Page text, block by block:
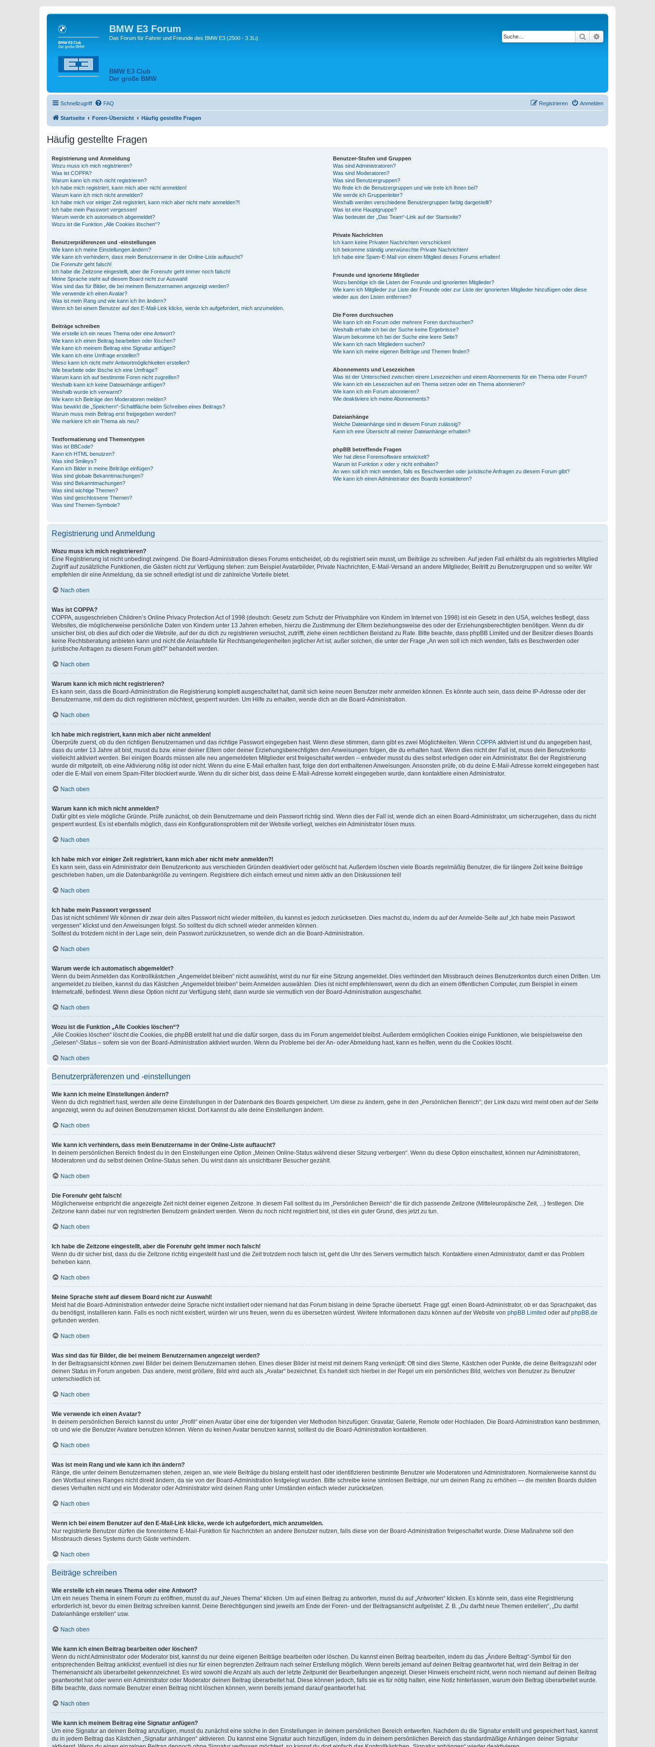
BMW E3 Forum
Das Forum für Fahrer und Freunde des BMW E3 (2500 - 3.3Li)
BMW E3 Club
Der große BMW
Suche
Schnellzugriff FAQ Anmelden
Registrieren
Startseite Foren-Übersicht Häufig gestellte Fragen
Häufig gestellte Fragen
Registrierung und Anmeldung
Wozu muss ich mich registrieren?
Was ist COPPA?
Warum kann ich mich nicht registrieren?
Ich habe mich registriert, kann mich aber nicht anmelden!
Warum kann ich mich nicht anmelden?
Ich habe mich vor einiger Zeit registriert, kann mich aber nicht mehr anmelden?!
Ich habe mein Passwort vergessen!
Warum werde ich automatisch abgemeldet?
Wozu ist die Funktion „Alle Cookies löschen“?
Benutzerpräferenzen und -einstellungen
Wie kann ich meine Einstellungen ändern?
Wie kann ich verhindern, dass mein Benutzername in der Online-Liste auftaucht?
Die Forenuhr geht falsch!
Ich habe die Zeitzone eingestellt, aber die Forenuhr geht immer noch falsch!
Meine Sprache steht auf diesem Board nicht zur Auswahl!
Was sind das für Bilder, die bei meinem Benutzernamen angezeigt werden?
Wie verwende ich einen Avatar?
Was ist mein Rang und wie kann ich ihn ändern?
Wenn ich bei einem Benutzer auf den E-Mail-Link klicke, werde ich aufgefordert, mich anzumelden.
Beiträge schreiben
Wie erstelle ich ein neues Thema oder eine Antwort?
Wie kann ich einen Beitrag bearbeiten oder löschen?
Wie kann ich meinem Beitrag eine Signatur anfügen?
Wie kann ich eine Umfrage erstellen?
Wieso kann ich nicht mehr Antwortmöglichkeiten erstellen?
Wie bearbeite oder lösche ich eine Umfrage?
Warum kann ich auf bestimmte Foren nicht zugreifen?
Weshalb kann ich keine Dateianhänge anfügen?
Weshalb wurde ich verwarnt?
Wie kann ich Beiträge den Moderatoren melden?
Was bewirkt die „Speichern“-Schaltfläche beim Schreiben eines Beitrags?
Warum muss mein Beitrag erst freigegeben werden?
Wie markiere ich ein Thema als neu?
Textformatierung und Thementypen
Was ist BBCode?
Kann ich HTML benutzen?
Was sind Smileys?
Kann ich Bilder in meine Beiträge einfügen?
Was sind globale Bekanntmachungen?
Was sind Bekanntmachungen?
Was sind wichtige Themen?
Was sind geschlossene Themen?
Was sind Themen-Symbole?
Benutzer-Stufen und Gruppen
Was sind Administratoren?
Was sind Moderatoren?
Was sind Benutzergruppen?
Wo finde ich die Benutzergruppen und wie trete ich ihnen bei?
Wie werde ich Gruppenleiter?
Weshalb werden verschiedene Benutzergruppen farbig dargestellt?
Was ist eine Hauptgruppe?
Was bedeutet der „Das Team“-Link auf der Startseite?
Private Nachrichten
Ich kann keine Privaten Nachrichten verschicken!
Ich bekomme ständig unerwünschte Private Nachrichten!
Ich habe eine Spam-E-Mail von einem Mitglied dieses Forums erhalten!
Freunde und ignorierte Mitglieder
Wozu benötige ich die Listen der Freunde und ignorierten Mitglieder?
Wie kann ich Mitglieder zur Liste der Freunde oder zur Liste der ignorierten Mitglieder hinzufügen oder diese
wieder aus den Listen entfernen?
Die Foren durchsuchen
Wie kann ich ein Forum oder mehrere Foren durchsuchen?
Weshalb erhalte ich bei der Suche keine Ergebnisse?
Warum bekomme ich bei der Suche eine leere Seite?
Wie kann ich nach Mitgliedern suchen?
Wie kann ich meine eigenen Beiträge und Themen finden?
Abonnements und Lesezeichen
Was ist der Unterschied zwischen einem Lesezeichen und einem Abonnements für ein Thema oder Forum?
Wie kann ich ein Lesezeichen auf ein Thema setzen oder ein Thema abonnieren?
Wie kann ich ein Forum abonnieren?
Wie deaktiviere ich meine Abonnements?
Dateianhänge
Welche Dateianhänge sind in diesem Forum zulässig?
Kann ich eine Übersicht all meiner Dateianhänge erhalten?
phpBB betreffende Fragen
Wer hat diese Forensoftware entwickelt?
Warum ist Funktion x oder y nicht enthalten?
An wen soll ich mich wenden, falls es Beschwerden oder juristische Anfragen zu diesem Forum gibt?
Wie kann ich einen Administrator des Boards kontaktieren?
Registrierung und Anmeldung
Wozu muss ich mich registrieren?
Eine Registrierung ist nicht unbedingt zwingend. Die Board-Administration dieses Forums entscheidet, ob du registriert sein musst, um Beiträge zu schreiben. Auf jeden Fall erhältst du als registriertes Mitglied
Zugriff auf zusätzliche Funktionen, die Gästen nicht zur Verfügung stehen: zum Beispiel Avatarbilder, Private Nachrichten, E-Mail-Versand an andere Mitglieder, Beitritt zu Benutzergruppen und so weiter. Wir
empfehlen dir eine Anmeldung, da sie schnell erledigt ist und dir zahlreiche Vorteile bietet.
Nach oben
Was ist COPPA?
COPPA, ausgeschrieben Children’s Online Privacy Protection Act of 1998 (deutsch: Gesetz zum Schutz der Privatsphäre von Kindern im Internet von 1998) ist ein Gesetz in den USA, welches festlegt, dass
Websites, die möglicherweise persönliche Daten von Kindern unter 13 Jahren erheben, hierzu die Zustimmung der Eltern beziehungsweise des oder der Erziehungsberechtigten benötigen. Wenn du dir
unsicher bist, ob dies auf dich oder die Website, auf der du dich zu registrieren versuchst, zutrifft, ziehe einen rechtlichen Beistand zu Rate. Bitte beachte, dass phpBB Limited und der Besitzer dieses Boards
keine Rechtsberatung anbieten kann und nicht die Anlaufstelle für Rechtsangelegenheiten jeglicher Art ist; außer solchen, die unter der Frage „An wen soll ich mich wenden, falls es Beschwerden oder
juristische Anfragen zu diesem Forum gibt?“ behandelt werden.
Nach oben
Warum kann ich mich nicht registrieren?
Es kann sein, dass die Board-Administration die Registrierung komplett ausgeschaltet hat, damit sich keine neuen Benutzer mehr anmelden können. Es könnte auch sein, dass deine IP-Adresse oder der
Benutzername, mit dem du dich registrieren möchtest, gesperrt wurden. Um Hilfe zu erhalten, wende dich an die Board-Administration.
Nach oben
Ich habe mich registriert, kann mich aber nicht anmelden!
Überprüfe zuerst, ob du den richtigen Benutzernamen und das richtige Passwort eingegeben hast. Wenn diese stimmen, dann gibt es zwei Möglichkeiten. Wenn COPPA aktiviert ist und du angegeben hast,
dass du unter 13 Jahre alt bist, musst du bzw. einer deiner Eltern oder deiner Erziehungsberechtigten den Anweisungen folgen, die du erhalten hast. Wenn dies nicht der Fall ist, muss dein Benutzerkonto
vielleicht aktiviert werden. Bei einigen Boards müssen alle neu angemeldeten Mitglieder erst freigeschaltet werden – entweder musst du dies selbst erledigen oder ein Administrator. Bei der Registrierung
wurde dir mitgeteilt, ob eine Aktivierung nötig ist oder nicht. Wenn du eine E-Mail erhalten hast, folge den dort enthaltenen Anweisungen. Ansonsten prüfe, ob du deine E-Mail-Adresse korrekt eingegeben hast
oder die E-Mail von einem Spam-Filter blockiert wurde. Wenn du dir sicher bist, dass deine E-Mail-Adresse korrekt eingegeben wurde, dann kontaktiere einen Administrator.
Nach oben
Warum kann ich mich nicht anmelden?
Dafür gibt es viele mögliche Gründe. Prüfe zunächst, ob dein Benutzername und dein Passwort richtig sind. Wenn dies der Fall ist, wende dich an einen Board-Administrator, um sicherzugehen, dass du nicht
gesperrt wurdest. Es ist ebenfalls möglich, dass ein Konfigurationsproblem mit der Website vorliegt, welches ein Administrator lösen muss.
Nach oben
Ich habe mich vor einiger Zeit registriert, kann mich aber nicht mehr anmelden?!
Es kann sein, dass ein Administrator dein Benutzerkonto aus verschieden Gründen deaktiviert oder gelöscht hat. Außerdem löschen viele Boards regelmäßig Benutzer, die für längere Zeit keine Beiträge
geschrieben haben, um die Datenbankgröße zu verringern. Registriere dich einfach erneut und nimm aktiv an den Diskussionen teil!
Nach oben
Ich habe mein Passwort vergessen!
Das ist nicht schlimm! Wir können dir zwar dein altes Passwort nicht wieder mitteilen, du kannst es jedoch zurücksetzen. Dies machst du, indem du auf der Anmelde-Seite auf „Ich habe mein Passwort
vergessen“ klickst und den Anweisungen folgst. So solltest du dich schnell wieder anmelden können.
Solltest du trotzdem nicht in der Lage sein, dein Passwort zurückzusetzen, so wende dich an die Board-Administration.
Nach oben
Warum werde ich automatisch abgemeldet?
Wenn du beim Anmelden das Kontrollkästchen „Angemeldet bleiben“ nicht auswählst, wirst du nur für eine Sitzung angemeldet. Dies verhindert den Missbrauch deines Benutzerkontos durch einen Dritten. Um
angemeldet zu bleiben, kannst du das Kästchen „Angemeldet bleiben“ beim Anmelden auswählen. Dies ist nicht empfehlenswert, wenn du dich an einem öffentlichen Computer, zum Beispiel in einem
Internetcafé, befindest. Wenn diese Option nicht zur Verfügung steht, dann wurde sie vermutlich von der Board-Administration ausgeschaltet.
Nach oben
Wozu ist die Funktion „Alle Cookies löschen“?
„Alle Cookies löschen“ löscht die Cookies, die phpBB erstellt hat und die dafür sorgen, dass du im Forum angemeldet bleibst. Außerdem ermöglichen Cookies einige Funktionen, wie beispielsweise den
„Gelesen“-Status – sofern sie von der Board-Administration aktiviert wurden. Wenn du Probleme bei der An- oder Abmeldung hast, kann es helfen, wenn du die Cookies löscht.
Nach oben
Benutzerpräferenzen und -einstellungen
Wie kann ich meine Einstellungen ändern?
Wenn du dich registriert hast, werden alle deine Einstellungen in der Datenbank des Boards gespeichert. Um diese zu ändern, gehe in den „Persönlichen Bereich“; der Link dazu wird meist oben auf der Seite
angezeigt, wenn du auf deinen Benutzernamen klickst. Dort kannst du alle deine Einstellungen ändern.
Nach oben
Wie kann ich verhindern, dass mein Benutzername in der Online-Liste auftaucht?
In deinem persönlichen Bereich findest du in den Einstellungen eine Option „Meinen Online-Status während dieser Sitzung verbergen“. Wenn du diese Option einschaltest, können nur Administratoren,
Moderatoren und du selbst deinen Online-Status sehen. Du wirst dann als unsichtbarer Besucher gezählt.
Nach oben
Die Forenuhr geht falsch!
Möglicherweise entspricht die angezeigte Zeit nicht deiner eigenen Zeitzone. In diesem Fall solltest du im „Persönlichen Bereich“ die für dich passende Zeitzone (Mitteleuropäische Zeit, ...) festlegen. Die
Zeitzone kann dabei nur von registrierten Benutzern geändert werden. Wenn du noch nicht registriert bist, ist dies ein guter Grund, dies jetzt zu tun.
Nach oben
Ich habe die Zeitzone eingestellt, aber die Forenuhr geht immer noch falsch!
Wenn du dir sicher bist, dass du die Zeitzone richtig eingestellt hast und die Zeit trotzdem noch falsch ist, geht die Uhr des Servers vermutlich falsch. Kontaktiere einen Administrator, damit er das Problem
beheben kann.
Nach oben
Meine Sprache steht auf diesem Board nicht zur Auswahl!
Meist hat die Board-Administration entweder deine Sprache nicht installiert oder niemand hat das Forum bislang in deine Sprache übersetzt. Frage ggf. einen Board-Administrator, ob er das Sprachpaket, das
du benötigst, installieren kann. Falls es noch nicht existiert, würden wir uns freuen, wenn du es übersetzen würdest. Weitere Informationen dazu können auf der Website von phpBB Limited oder aufphpBB.de
gefunden werden.
Nach oben
Was sind das für Bilder, die bei meinem Benutzernamen angezeigt werden?
In der Beitragsansicht können zwei Bilder bei deinem Benutzernamen stehen. Eines dieser Bilder ist meist mit deinem Rang verknüpft: Oft sind dies Sterne, Kästchen oder Punkte, die deine Beitragszahl oder
deinen Status im Forum angeben. Das andere, meist größere, Bild wird auch als „Avatar“ bezeichnet. Es handelt sich hierbei in der Regel um ein persönliches Bild, welches von Benutzer zu Benutzer
unterschiedlich ist.
Nach oben
Wie verwende ich einen Avatar?
In deinem persönlichen Bereich kannst du unter „Profil“ einen Avatar über eine der folgenden vier Methoden hinzufügen: Gravatar, Galerie, Remote oder Hochladen. Die Board-Administration kann bestimmen,
ob und wie die Benutzer Avatare benutzen können. Wenn du keinen Avatar benutzen kannst, solltest du die Board-Administration kontaktieren.
Nach oben
Was ist mein Rang und wie kann ich ihn ändern?
Ränge, die unter deinem Benutzernamen stehen, zeigen an, wie viele Beiträge du bislang erstellt hast oder identifizieren bestimmte Benutzer wie Moderatoren und Administratoren. Normalerweise kannst du
den Wortlaut eines Ranges nicht direkt ändern, da sie von der Board-Administration festgelegt wurden. Bitte schreibe keine sinnlosen Beiträge, nur um deinen Rang zu erhöhen — die meisten Boards dulden
dieses Verhalten nicht und ein Moderator oder Administrator wird deinen Rang unter Umständen einfach wieder zurücksetzen.
Nach oben
Wenn ich bei einem Benutzer auf den E-Mail-Link klicke, werde ich aufgefordert, mich anzumelden.
Nur registrierte Benutzer dürfen die foreninterne E-Mail-Funktion für Nachrichten an andere Benutzer nutzen, falls diese von der Board-Administration freigeschaltet wurde. Diese Maßnahme soll den
Missbrauch dieses Systems durch Gäste verhindern.
Nach oben
Beiträge schreiben
Wie erstelle ich ein neues Thema oder eine Antwort?
Um ein neues Thema in einem Forum zu eröffnen, musst du auf „Neues Thema“ klicken. Um auf einen Beitrag zu antworten, musst du auf „Antworten“ klicken. Es könnte sein, dass eine Registrierung
erforderlich ist, bevor du einen Beitrag schreiben kannst. Deine Berechtigungen sind jeweils am Ende der Foren- und der Beitragsansicht aufgelistet. Z. B. „Du darfst neue Themen erstellen“, „Du darfst
Dateianhänge erstellen“ usw.
Nach oben
Wie kann ich einen Beitrag bearbeiten oder löschen?
Wenn du nicht Administrator oder Moderator bist, kannst du nur deine eigenen Beiträge bearbeiten oder löschen. Du kannst einen Beitrag bearbeiten, indem du das „Ändere Beitrag“-Symbol für den
entsprechenden Beitrag anklickst; eventuell ist dies nur für einen begrenzten Zeitraum nach seiner Erstellung möglich. Wenn bereits jemand auf deinen Beitrag geantwortet hat, wird dein Beitrag in der
Themenansicht als überarbeitet gekennzeichnet. Es wird sowohl die Anzahl als auch der letzte Zeitpunkt der Bearbeitungen angezeigt. Dieser Hinweis erscheint nicht, wenn noch niemand auf deinen Beitrag
geantwortet hat oder wenn ein Administrator oder Moderator deinen Beitrag überarbeitet hat. Diese können jedoch, falls sie es für nötig halten, eine Notiz hinterlassen, warum dein Beitrag überarbeitet wurde.
Bitte beachte, dass normale Benutzer einen Beitrag nicht löschen können, wenn bereits jemand darauf geantwortet hat.
Nach oben
Wie kann ich meinem Beitrag eine Signatur anfügen?
Um eine Signatur an deinen Beitrag anzufügen, musst du zunächst eine solche in den Einstellungen in deinem persönlichen Bereich entwerfen. Nachdem du die Signatur erstellt und gespeichert hast, kannst
du in jedem Beitrag das Kästchen „Signatur anhängen“ aktivieren. Du kannst eine Signatur auch hinzufügen, indem du in deinem persönlichen Bereich das standardmäßige Anhängen deiner Signatur